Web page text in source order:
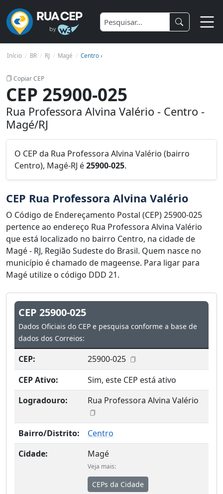
Início BR RJ Magé Centro ›
Copiar CEP
CEP 25900-025
Rua Professora Alvina Valério - Centro -
Magé/RJ
O CEP da Rua Professora Alvina Valério (bairro
Centro), Magé-RJ é25900-025.
CEP Rua Professora Alvina Valério
O Código de Endereçamento Postal (CEP) 25900-025
pertence ao endereço Rua Professora Alvina Valério
que está localizado no bairro Centro, na cidade de
Magé - RJ, Região Sudeste do Brasil. Quem nasce no
município é chamado de mageense. Para ligar para
Magé utilize o código DDD 21.
CEP 25900-025
Dados Oficiais do CEP e pesquisa conforme a base de
dados dos Correios:
CEP:
25900-025
CEP Ativo:
Sim, este CEP está ativo
Logradouro:
Rua Professora Alvina Valério
Bairro/Distrito:
Centro
Cidade:
Magé
Veja mais:
CEPs da Cidade